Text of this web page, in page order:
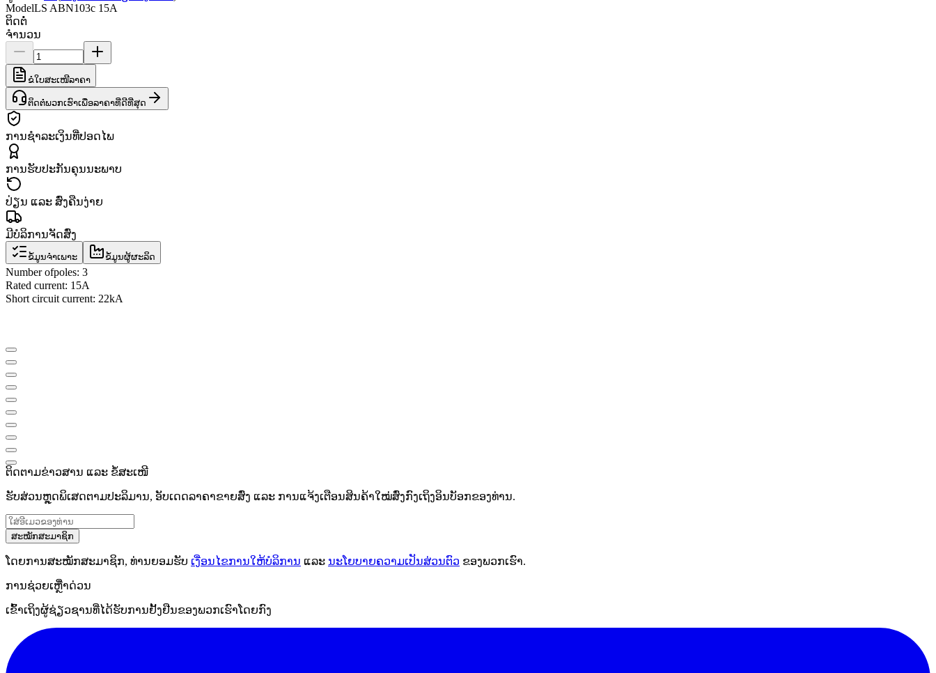
ModelLS ABN103c 15A
ຕິດຕໍ່
ຈຳນວນ
ຂໍໃບສະເໜີລາຄາ
ຕິດຕໍ່ພວກເຮົາເພື່ອລາຄາທີ່ດີທີ່ສຸດ
ການຊຳລະເງິນທີ່ປອດໄພ
ການຮັບປະກັນຄຸນນະພາບ
ປ່ຽນ ແລະ ສົ່ງຄືນງ່າຍ
ມີບໍລິການຈັດສົ່ງ
ຂໍ້ມູນຈຳເພາະ ຂໍ້ມູນຜູ້ຜະລິດ
Number ofpoles: 3
Rated current: 15A
Short circuit current: 22kA
ຕິດຕາມຂ່າວສານ ແລະ ຂໍ້ສະເໜີ
ຮັບສ່ວນຫຼຸດພິເສດຕາມປະລິມານ, ອັບເດດລາຄາຂາຍສົ່ງ ແລະ ການແຈ້ງເຕືອນສິນຄ້າໃໝ່ສົ່ງກົງເຖິງອິນບັອກຂອງທ່ານ.
ສະໝັກສະມາຊິກ
ໂດຍການສະໝັກສະມາຊິກ, ທ່ານຍອມຮັບ ເງື່ອນໄຂການໃຫ້ບໍລິການ ແລະ ນະໂຍບາຍຄວາມເປັນສ່ວນຕົວ ຂອງພວກເຮົາ.
ການຊ່ວຍເຫຼືໍາດ່ວນ
ເຂົ້າເຖິງຜູ້ຊ່ຽວຊານທີ່ໄດ້ຮັບການຢັ້ງຢືນຂອງພວກເຮົາໂດຍກົງ